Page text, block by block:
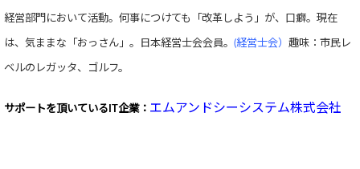
経営部門において活動。何事につけても「改革しよう」が、口癖。現在
は、気ままな「おっさん」。日本経営士会会員。 (経営士会） 趣味：市民レ
ベルのレガッタ、ゴルフ。
サポートを頂いている IT企業： エムアンドシーシステム株式会社